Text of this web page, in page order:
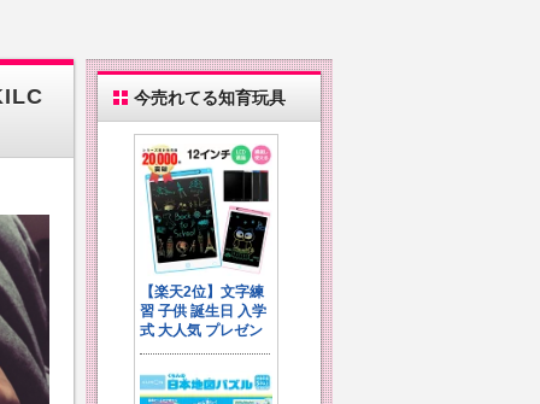
今売れてる知育玩具